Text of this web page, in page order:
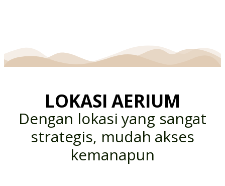
LOKASI AERIUM
Dengan lokasi yang sangat
strategis, mudah akses
kemanapun